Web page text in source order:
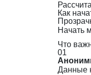
Как
Начать
Что
01
Данные